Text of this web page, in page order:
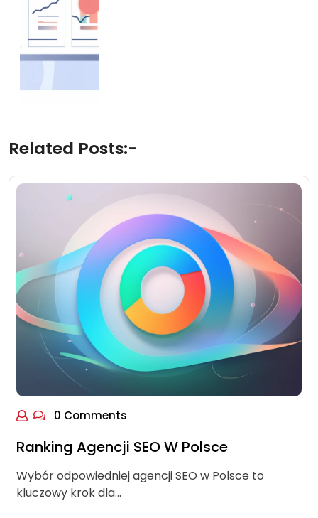
Related Posts:-
0 Comments
Ranking Agencji SEO W Polsce
Wybór odpowiedniej agencji SEO w Polsce to
kluczowy krok dla…